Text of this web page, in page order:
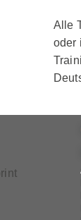
Alle
oder